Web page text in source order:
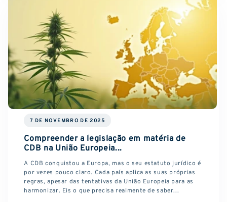
7 DE NOVEMBRO DE 2025
Compreender a legislação em matéria de
CDB na União Europeia...
A CDB conquistou a Europa, mas o seu estatuto jurídico é
por vezes pouco claro. Cada país aplica as suas próprias
regras, apesar das tentativas da União Europeia para as
harmonizar. Eis o que precisa realmente de saber...